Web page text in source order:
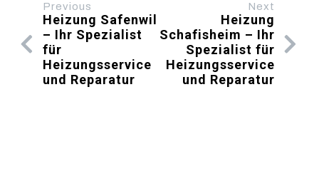
Previous
Heizung Safenwil
– Ihr Spezialist
für
Heizungsservice
und Reparatur
Next
Heizung
Schafisheim – Ihr
Spezialist für
Heizungsservice
und Reparatur